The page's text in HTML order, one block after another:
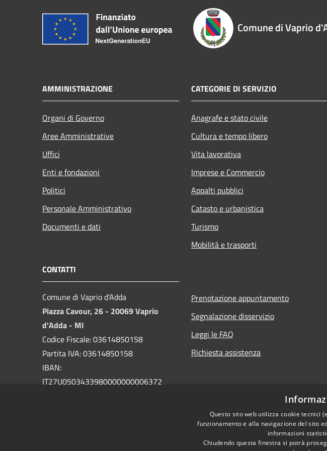
Comune di Vaprio
AMMINISTRAZIONE
Organi di Governo
Aree Amministrative
Uffici
Enti e fondazioni
Politici
Personale Amministrativo
Documenti e dati
CATEGORIE DI SERVIZIO
Anagrafe e stato civile
Cultura e tempo libero
Vita lavorativa
Imprese e Commercio
Appalti pubblici
Catasto e urbanistica
Turismo
Mobilità e trasporti
CONTATTI
Comune di Vaprio d'Adda
Piazza Cavour, 26 - 20069 Vaprio
d'Adda - MI
Codice Fiscale: 03614850158
Partita IVA: 03614850158
IBAN:
IT27U0503433980000000006372
Prenotazione appuntamento
Segnalazione disservizio
Leggi le FAQ
Richiesta assistenza
Questo sito web utilizza cookie tecnici
funzionamento e alla navigazione del sito
informazioni
Chiudendo questa finestra si potrà